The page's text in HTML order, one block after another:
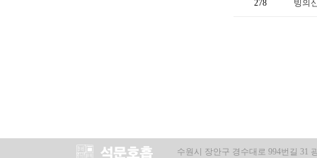
278 빙의
수원시 장안구 경수대로 994번길 31